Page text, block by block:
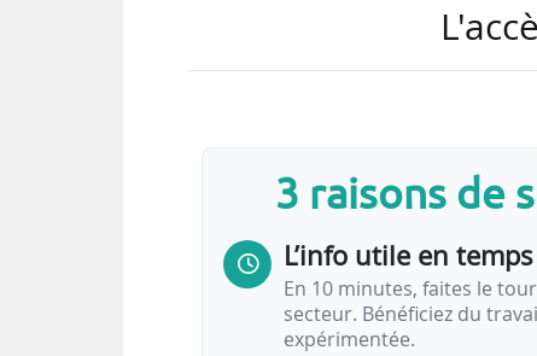
tel est le programme de la 5e
« En 2021, les ventes annuelles
VAE représente 24 % des
secteur prédisent une
5e assises nationales
Outdoor Experts Forum
Le 19 octobre…
3 raisons de
L’info utile en
En 10 minutes, faites le
secteur. Bénéficiez du
expérimentée.